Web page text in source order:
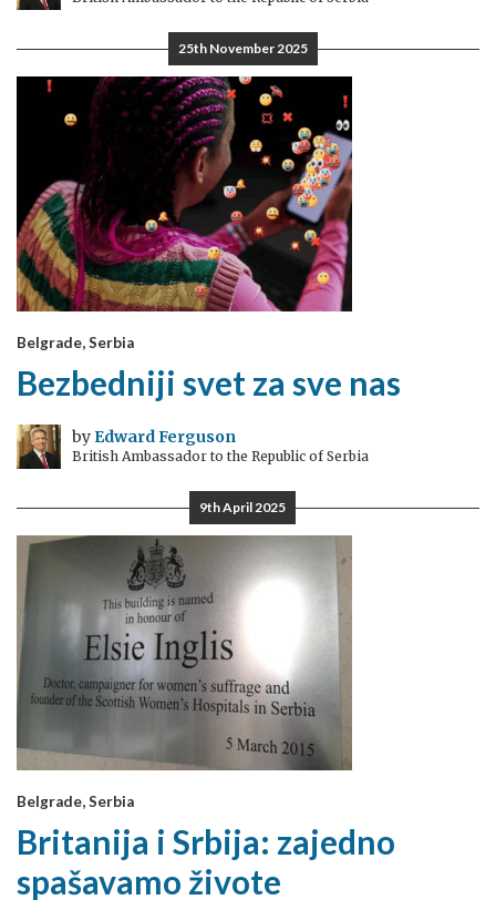
25th November 2025
Belgrade, Serbia
Bezbedniji svet za sve nas
by Edward Ferguson
British Ambassador to the Republic of Serbia
9th April 2025
Belgrade, Serbia
Britanija i Srbija: zajedno
spašavamo živote